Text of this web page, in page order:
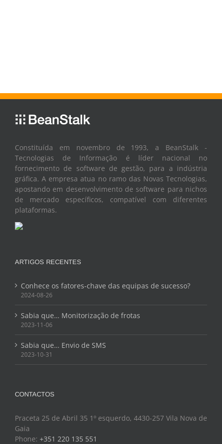
Constituída em novembro de 1993, a BeanStalk -
Tecnologias de Informação é líder nacional no
fornecimento de software de gestão, para a indústria
gráfica. A empresa atua no ramo das Novas Tecnologias,
apostando em desenvolvimento de software para nichos
de mercado específicos, compatível com diferentes
plataformas.
ARTIGOS RECENTES
Conhece os fatores-chave das equipas de sucesso?
2024-08-26
Sabia que… Monitorização de frotas
2023-11-06
Sabia que… Envio de SMS
2023-10-31
CONTACTOS
Praceta 25 de Abril 35 1º esquerdo, 4430-257 Vila Nova de
Gaia
Phone: +351 220 135 551